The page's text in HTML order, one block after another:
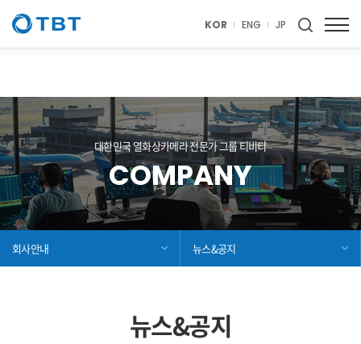
Thermal camera, 열화상 카메라, thermal imaging, 티비티, 전기차, 전기
KOR ENG JP
대한민국 열화상카메라 전문가 그룹 티비티
COMPANY
회사안내 뉴스&공지
뉴스&공지